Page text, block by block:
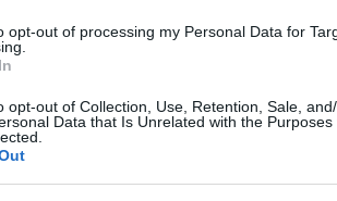
opt-out of processing my Personal Data for
opt-out of Collection, Use, Retention, Sale,
Data that Is Unrelated with the Purposes
fatti, non provato peraltro in
conto dei numerosi dati
la parte offesa, in un
profondamente mutato per via
».